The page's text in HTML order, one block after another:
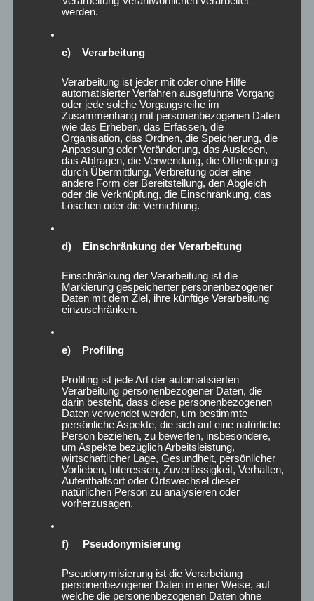
e4*2007/46*1417*, e4*2007/46*1435*,
e4*2018/858*00220*, e4*2018/858*00192*,
e4*2018/858*00093*, e4*2018/858*00053*,
e1*2007/46*0590*, e1*2001/116*0399*,
e1*2007/46*0615*, e1*98/14*0105*, e1*98/14*0190*,
e1*2001/116*0276*, e1*2007/46*1686*,
e9*2001/116*0050*, e9*2007/46*6394*,
e9*2018/858*04001*, e9*2001/116*0072*,
e9*2007/46*4008*, e9*2001/116*0067*,
e9*2007/46*3134*, e9*98/14*0041*,
e9*2007/46*3167*, e1*2007/46*0402*, F763,
e9*2007/46*6666*, e9*2018/858*11511*,
e9*2018/858*04014*, e11*2007/46*0251*,
e8*2007/46*0416*, e8*2007/46*0319*,
e11*98/14*0123*, e8*2018/858*00014*,
e8*2007/46*0272*, e8*2007/46*0249*,
e8*2007/46*0320*, e11*2001/116*0291*,
e11*2007/46*0013*, e8*2007/46*0349*,
e11*95/54*0066*, e11*2001/116*0230*,
e11*2007/46*0243*, e8*2007/46*0318*,
e8*2007/46*0355*, e11*98/14*0187*,
e11*2001/116*0326*, e8*2007/46*0317*,
e8*2018/858*00106*, e11*2007/46*0010*,
e1*2007/46*1725*, e1*2001/116*0252*, L320,
e13*2018/858*00002*, e13*2018/858*00003*,
e1*2007/46*2180*, e1*2001/116*0349*,
werden.
c) Verarbeitung
Verarbeitung ist jeder mit oder ohne Hilfe
automatisierter Verfahren ausgeführte Vorgang
oder jede solche Vorgangsreihe im
Zusammenhang mit personenbezogenen Daten
wie das Erheben, das Erfassen, die
Organisation, das Ordnen, die Speicherung, die
Anpassung oder Veränderung, das Auslesen,
das Abfragen, die Verwendung, die Offenlegung
durch Übermittlung, Verbreitung oder eine
andere Form der Bereitstellung, den Abgleich
oder die Verknüpfung, die Einschränkung, das
Löschen oder die Vernichtung.
d) Einschränkung der Verarbeitung
Einschränkung der Verarbeitung ist die
Markierung gespeicherter personenbezogener
Daten mit dem Ziel, ihre künftige Verarbeitung
einzuschränken.
e) Profiling
Profiling ist jede Art der automatisierten
Verarbeitung personenbezogener Daten, die
darin besteht, dass diese personenbezogenen
Daten verwendet werden, um bestimmte
persönliche Aspekte, die sich auf eine natürliche
Person beziehen, zu bewerten, insbesondere,
um Aspekte bezüglich Arbeitsleistung,
wirtschaftlicher Lage, Gesundheit, persönlicher
Vorlieben, Interessen, Zuverlässigkeit, Verhalten,
Aufenthaltsort oder Ortswechsel dieser
natürlichen Person zu analysieren oder
vorherzusagen.
f) Pseudonymisierung
Pseudonymisierung ist die Verarbeitung
personenbezogener Daten in einer Weise, auf
welche die personenbezogenen Daten ohne